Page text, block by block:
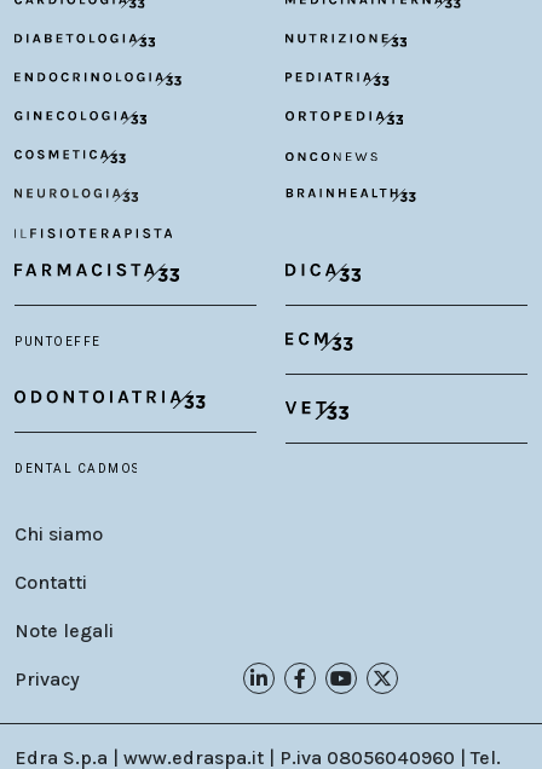
Chi siamo
Contatti
Note legali
Privacy
Edra S.p.a | www.edraspa.it | P.iva 08056040960 | Tel.